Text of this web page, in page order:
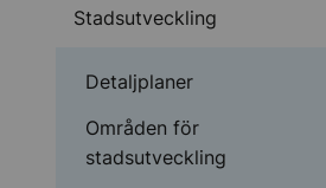
Stadsutveckling
Detaljplaner
Områden för
stadsutveckling